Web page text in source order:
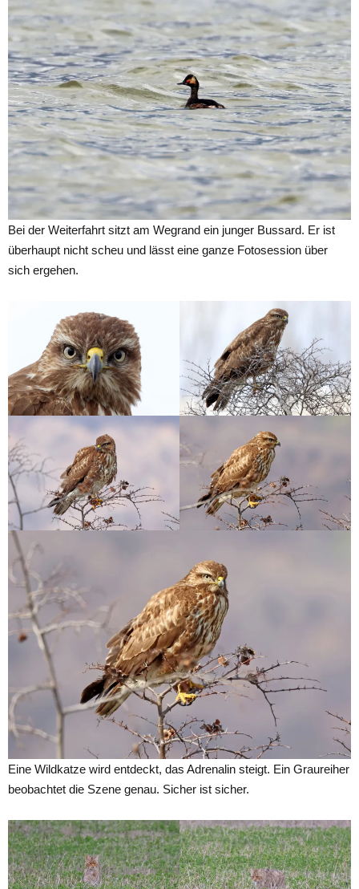
Bei der Weiterfahrt sitzt am Wegrand ein junger Bussard. Er ist
überhaupt nicht scheu und lässt eine ganze Fotosession über
sich ergehen.
Eine Wildkatze wird entdeckt, das Adrenalin steigt. Ein Graureiher
beobachtet die Szene genau. Sicher ist sicher.